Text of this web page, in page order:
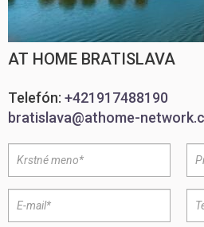
AT HOME BRATISLAVA
Telefón: +421917488190
bratislava@athome-